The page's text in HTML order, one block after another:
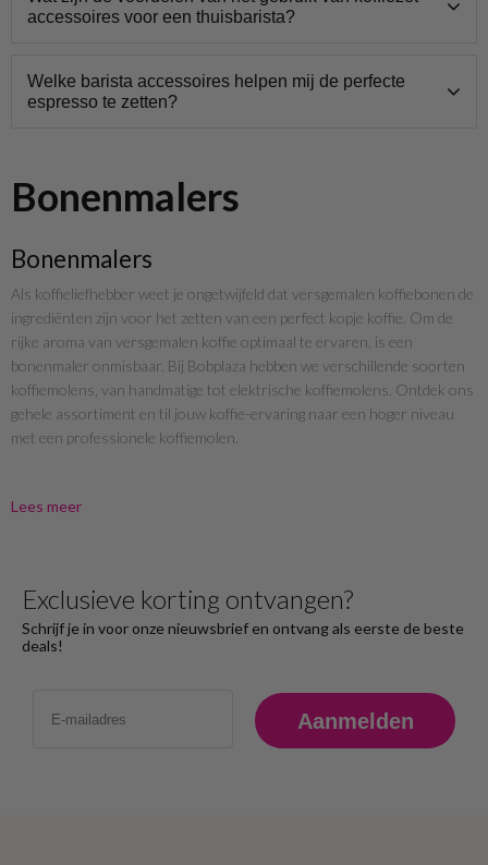
accessoires voor een thuisbarista?
Welke barista accessoires helpen mij de perfecte
espresso te zetten?
Bonenmalers
Bonenmalers
Als koffieliefhebber weet je ongetwijfeld dat versgemalen koffiebonen de
ingrediënten zijn voor het zetten van een perfect kopje koffie. Om de
rijke aroma van versgemalen koffie optimaal te ervaren, is een
bonenmaler onmisbaar. Bij Bobplaza hebben we verschillende soorten
koffiemolens, van handmatige tot elektrische koffiemolens. Ontdek ons
gehele assortiment en til jouw koffie-ervaring naar een hoger niveau
met een professionele koffiemolen.
Lees meer
Exclusieve korting ontvangen?
Schrijf je in voor onze nieuwsbrief en ontvang als eerste de beste
deals!
Aanmelden